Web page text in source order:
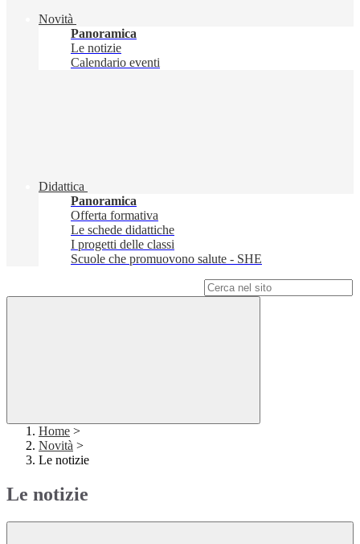
Novità
Panoramica
Le notizie
Calendario eventi
Didattica
Panoramica
Offerta formativa
Le schede didattiche
I progetti delle classi
Scuole che promuovono salute - SHE
Home >
Novità >
Le notizie
Le notizie